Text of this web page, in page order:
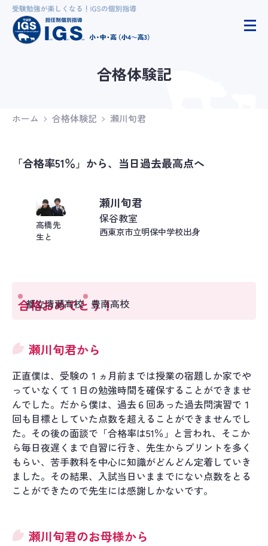
合格体験記
ホーム 合格体験記 瀬川旬君
「合格率51％」から、当日過去最高点へ
高橋先
生と
瀬川旬君
保谷教室
西東京市立明保中学校出身
合格おめでとう！
都立清瀬高校 豊南高校
瀬川旬君から
正直僕は、受験の１ヵ月前までは授業の宿題しか家でや
っていなくて１日の勉強時間を確保することができませ
んでした。だから僕は、過去６回あった過去問演習で１
回も目標としていた点数を超えることができませんでし
た。その後の面談で「合格率は51％」と言われ、そこか
ら毎日夜遅くまで自習に行き、先生からプリントを多く
もらい、苦手教科を中心に知識がどんどん定着していき
ました。その結果、入試当日いままでにない点数をとる
ことができたので先生には感謝しかないです。
瀬川旬君のお母様から